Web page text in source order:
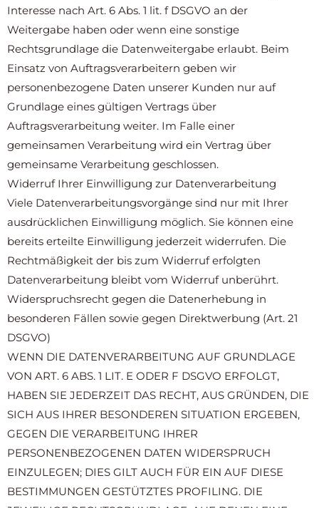
Interesse nach Art. 6 Abs. 1 lit. f DSGVO an der
Weitergabe haben oder wenn eine sonstige
Rechtsgrundlage die Datenweitergabe erlaubt. Beim
Einsatz von Auftragsverarbeitern geben wir
personenbezogene Daten unserer Kunden nur auf
Grundlage eines gültigen Vertrags über
Auftragsverarbeitung weiter. Im Falle einer
gemeinsamen Verarbeitung wird ein Vertrag über
gemeinsame Verarbeitung geschlossen.
Widerruf Ihrer Einwilligung zur Datenverarbeitung
Viele Datenverarbeitungsvorgänge sind nur mit Ihrer
ausdrücklichen Einwilligung möglich. Sie können eine
bereits erteilte Einwilligung jederzeit widerrufen. Die
Rechtmäßigkeit der bis zum Widerruf erfolgten
Datenverarbeitung bleibt vom Widerruf unberührt.
Widerspruchsrecht gegen die Datenerhebung in
besonderen Fällen sowie gegen Direktwerbung (Art. 21
DSGVO)
WENN DIE DATENVERARBEITUNG AUF GRUNDLAGE
VON ART. 6 ABS. 1 LIT. E ODER F DSGVO ERFOLGT,
HABEN SIE JEDERZEIT DAS RECHT, AUS GRÜNDEN, DIE
SICH AUS IHRER BESONDEREN SITUATION ERGEBEN,
GEGEN DIE VERARBEITUNG IHRER
PERSONENBEZOGENEN DATEN WIDERSPRUCH
EINZULEGEN; DIES GILT AUCH FÜR EIN AUF DIESE
BESTIMMUNGEN GESTÜTZTES PROFILING. DIE